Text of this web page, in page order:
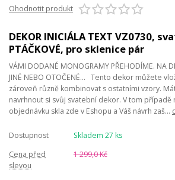
Ohodnotit produkt
DEKOR INICIÁLA TEXT VZ0730,
PTÁČKOVÉ, pro sklenice pár
VÁMI DODANÉ MONOGRAMY PŘEHODÍME. NA
JINÉ NEBO OTOČENÉ... Tento dekor můžete
zároveň různě kombinovat s ostatními vzory.
navrhnout si svůj svatební dekor. V tom
objednávku skla zde v Eshopu a Váš návrh zaš...
Dostupnost
Skladem 27 ks
Cena před
slevou
1 299,0 Kč